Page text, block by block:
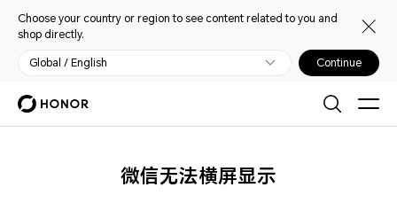
Choose your country or region to see content related to you and
shop directly.
Global / English Continue
微信无法横屏显示